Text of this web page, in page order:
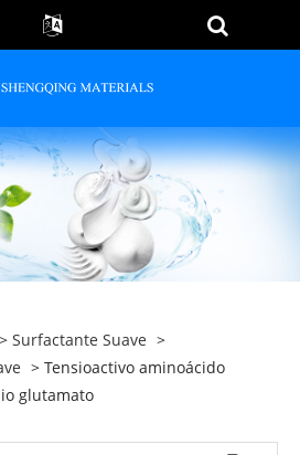
>Surfactante Suave >
> Tensioactivo aminoácido
glutamato